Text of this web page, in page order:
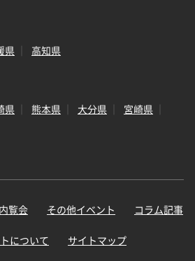
県 高知県
県 熊本県 大分県
宮崎県
覧会 その他イベント コラム記事
について サイトマップ